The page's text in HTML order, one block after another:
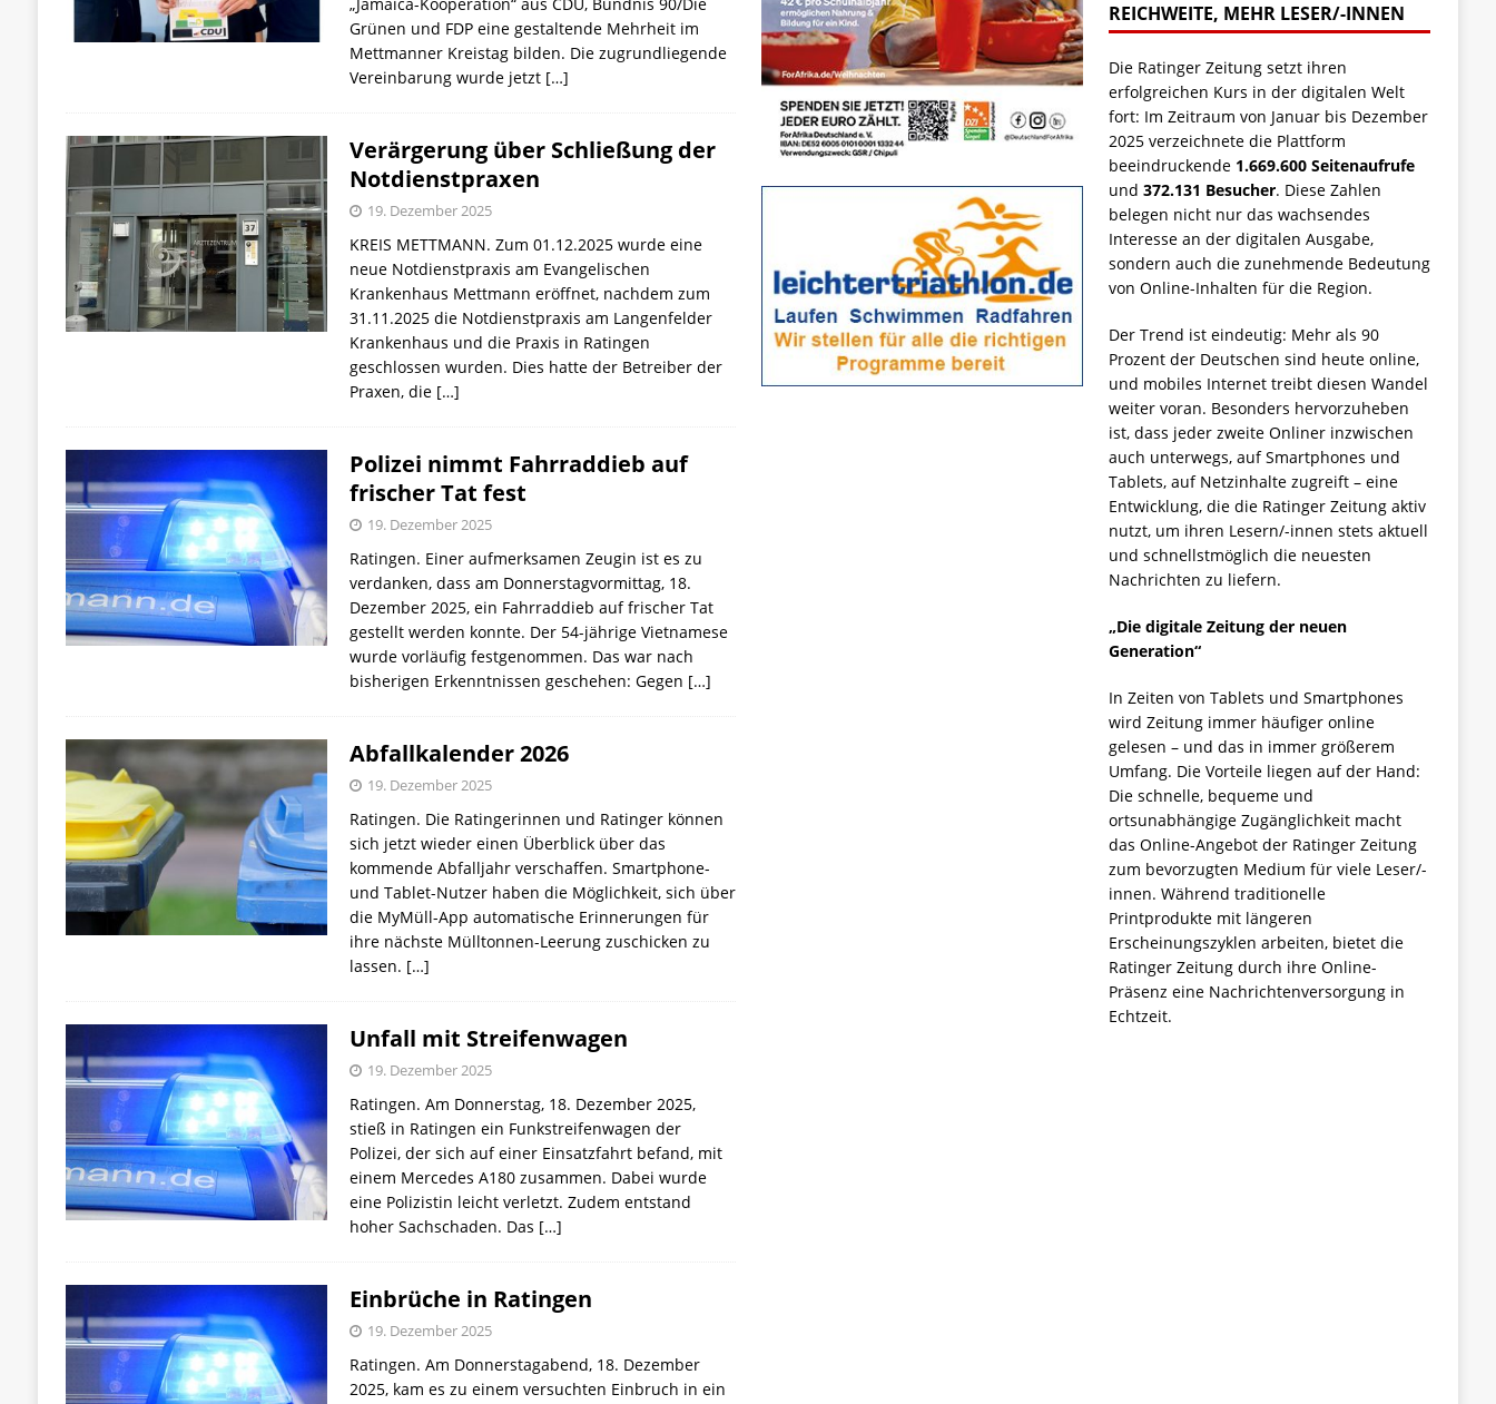
Grünen und FDP eine gestaltende Mehrheit im
Mettmanner Kreistag bilden. Die zugrundliegende
Vereinbarung wurde jetzt […]
Verärgerung über Schließung der
Notdienstpraxen
19. Dezember 2025
KREIS METTMANN. Zum 01.12.2025 wurde eine
neue Notdienstpraxis am Evangelischen
Krankenhaus Mettmann eröffnet, nachdem zum
31.11.2025 die Notdienstpraxis am Langenfelder
Krankenhaus und die Praxis in Ratingen
geschlossen wurden. Dies hatte der Betreiber der
Praxen, die […]
Polizei nimmt Fahrraddieb auf
frischer Tat fest
19. Dezember 2025
Ratingen. Einer aufmerksamen Zeugin ist es zu
verdanken, dass am Donnerstagvormittag, 18.
Dezember 2025, ein Fahrraddieb auf frischer Tat
gestellt werden konnte. Der 54-jährige Vietnamese
wurde vorläufig festgenommen. Das war nach
bisherigen Erkenntnissen geschehen: Gegen […]
Abfallkalender 2026
19. Dezember 2025
Ratingen. Die Ratingerinnen und Ratinger können
sich jetzt wieder einen Überblick über das
kommende Abfalljahr verschaffen. Smartphone-
und Tablet-Nutzer haben die Möglichkeit, sich über
die MyMüll-App automatische Erinnerungen für
ihre nächste Mülltonnen-Leerung zuschicken zu
lassen. […]
Unfall mit Streifenwagen
19. Dezember 2025
Ratingen. Am Donnerstag, 18. Dezember 2025,
stieß in Ratingen ein Funkstreifenwagen der
Polizei, der sich auf einer Einsatzfahrt befand, mit
einem Mercedes A180 zusammen. Dabei wurde
eine Polizistin leicht verletzt. Zudem entstand
hoher Sachschaden. Das […]
Einbrüche in Ratingen
19. Dezember 2025
Ratingen. Am Donnerstagabend, 18. Dezember
2025, kam es zu einem versuchten Einbruch in ein
REICHWEITE, MEHR LESER/-INNEN
Die Ratinger Zeitung setzt ihren
erfolgreichen Kurs in der digitalen Welt
fort: Im Zeitraum von Januar bis Dezember
2025 verzeichnete die Plattform
beeindruckende 1.669.600 Seitenaufrufe
und 372.131 Besucher. Diese Zahlen
belegen nicht nur das wachsendes
Interesse an der digitalen Ausgabe,
sondern auch die zunehmende Bedeutung
von Online-Inhalten für die Region.
Der Trend ist eindeutig: Mehr als 90
Prozent der Deutschen sind heute online,
und mobiles Internet treibt diesen Wandel
weiter voran. Besonders hervorzuheben
ist, dass jeder zweite Onliner inzwischen
auch unterwegs, auf Smartphones und
Tablets, auf Netzinhalte zugreift – eine
Entwicklung, die die Ratinger Zeitung aktiv
nutzt, um ihren Lesern/-innen stets aktuell
und schnellstmöglich die neuesten
Nachrichten zu liefern.
„Die digitale Zeitung der neuen
Generation“
In Zeiten von Tablets und Smartphones
wird Zeitung immer häufiger online
gelesen – und das in immer größerem
Umfang. Die Vorteile liegen auf der Hand:
Die schnelle, bequeme und
ortsunabhängige Zugänglichkeit macht
das Online-Angebot der Ratinger Zeitung
zum bevorzugten Medium für viele Leser/-
innen. Während traditionelle
Printprodukte mit längeren
Erscheinungszyklen arbeiten, bietet die
Ratinger Zeitung durch ihre Online-
Präsenz eine Nachrichtenversorgung in
Echtzeit.